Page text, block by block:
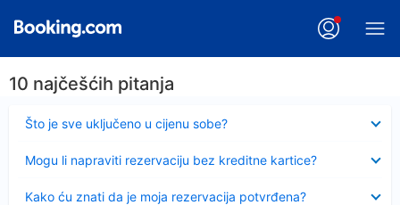
10 najčešćih pitanja
Što je sve uključeno u cijenu sobe?
Sažeto
Mogu li napraviti rezervaciju bez kreditne kartice?
Kako ću znati da je moja rezervacija potvrđena?